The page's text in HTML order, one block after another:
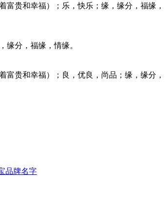
贵和幸福）；乐，快乐；缘，缘分，福缘，
分，福缘，情缘。
贵和幸福）；良，优良，尚品；缘，缘分，